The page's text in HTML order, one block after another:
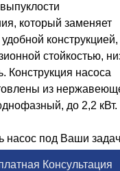
который заменяет
конструкцией,
стойкостью,
Конструкция насоса
из
до 2,2 кВт.
насос под Ваши
Консультация